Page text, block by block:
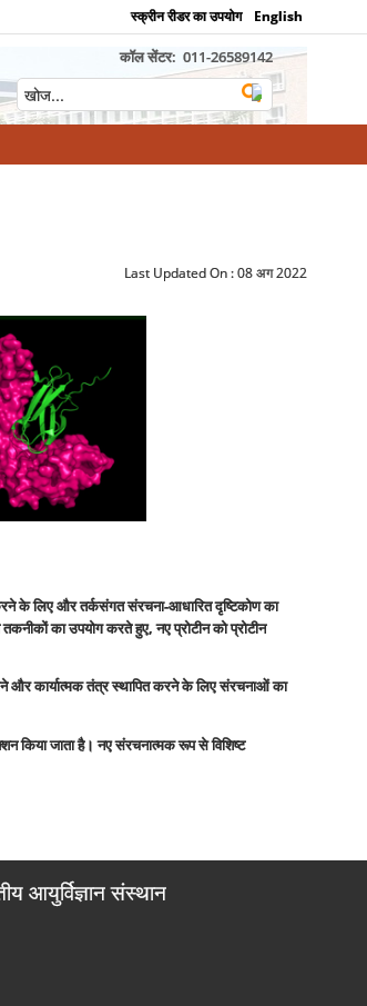
स्क्रीन रीडर का उपयोग English
कॉल सेंटर: 011-26589142
Last Updated On :08 अग 2022
के लिए और तर्कसंगत संरचना-आधारित दृष्टिकोण का
का उपयोग करते हुए, नए प्रोटीन को प्रोटीन
और कार्यात्मक तंत्र स्थापित करने के लिए संरचनाओं का
किया जाता है। नए संरचनात्मक रूप से विशिष्ट
आयुर्विज्ञान संस्थान